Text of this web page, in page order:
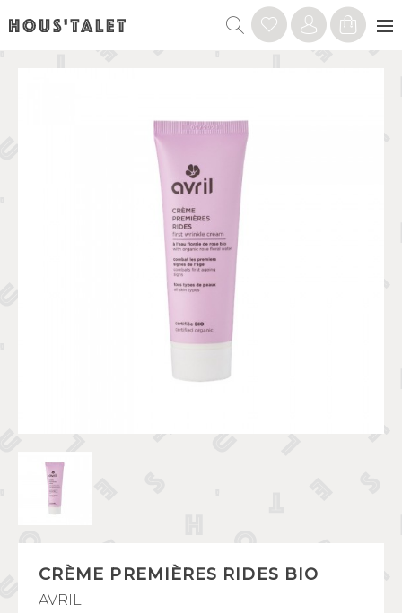
CRÈME PREMIÈRES RIDES BIO
AVRIL